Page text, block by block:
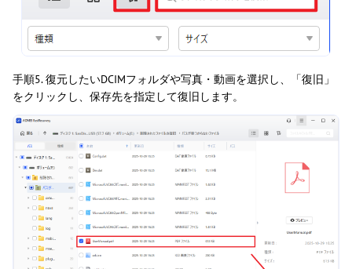
手順5. 復元したいDCIMフォルダや写真・動画を選択し、「復旧」
をクリックし、保存先を指定して復旧します。